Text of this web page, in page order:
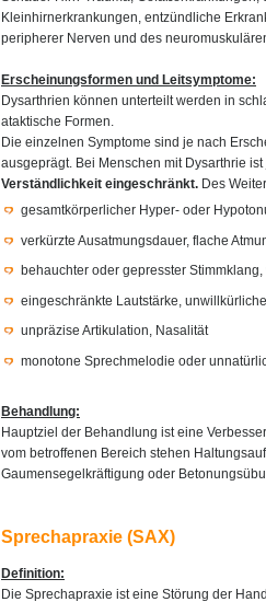
Kleinhirnerkrankungen, entzündliche
peripherer Nerven und des
Erscheinungsformen und Leitsymptome:
Dysarthrien können unterteilt werden in
ataktische Formen.
Die einzelnen Symptome sind je nach
ausgeprägt. Bei Menschen mit Dysarthrie
Verständlichkeit eingeschränkt. Des
gesamtkörperlicher Hyper- oder
verkürzte Ausatmungsdauer, flache
behauchter oder gepresster
eingeschränkte Lautstärke,
unpräzise Artikulation, Nasalität
monotone Sprechmelodie oder
Behandlung:
Hauptziel der Behandlung ist eine
vom betroffenen Bereich stehen
Gaumensegelkräftigung oder
Sprechapraxie (SAX)
Definition:
Die Sprechapraxie ist eine Störung der